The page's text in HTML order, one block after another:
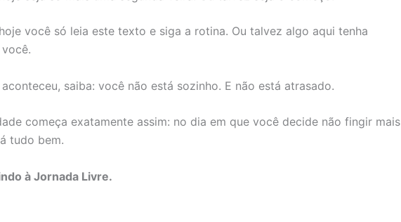
você só leia este texto e siga a rotina. Ou talvez algo aqui tenha
aconteceu, saiba: você não está sozinho. E não está atrasado.
começa exatamente assim: no dia em que você decide não fingir mais
tudo bem.
à Jornada Livre.